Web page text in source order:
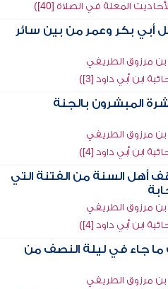
المعلة في الصلاة [40])
أبي بكر وعمر من بين سائر
بن مرزوق الطريفي
ابن أبي داود [3])
المبشرون بالجنة
بن مرزوق الطريفي
ابن أبي داود [4])
أهل السنة من الفتنة التي
بن مرزوق الطريفي
ابن أبي داود [4])
ما جاء في ليلة النصف من
بن مرزوق الطريفي